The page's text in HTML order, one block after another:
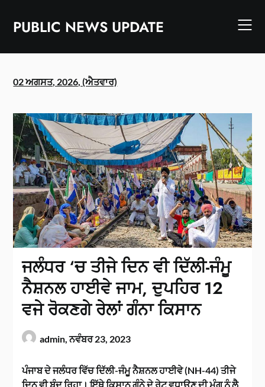
contentPUBLIC NEWS UPDATE
02 ਅਗਸਤ, 2026, (ਐਤਵਾਰ)
ਜਲੰਧਰ ‘ਚ ਤੀਜੇ ਦਿਨ ਵੀ ਦਿੱਲੀ-ਜੰਮੂ
ਨੈਸ਼ਨਲ ਹਾਈਵੇ ਜਾਮ, ਦੁਪਹਿਰ 12
ਵਜੇ ਰੋਕਣਗੇ ਰੇਲਾਂ ਗੰਨਾ ਕਿਸਾਨ
admin,ਨਵੰਬਰ 23, 2023
ਪੰਜਾਬ ਦੇ ਜਲੰਧਰ ਵਿੱਚ ਦਿੱਲੀ-ਜੰਮੂ ਨੈਸ਼ਨਲ ਹਾਈਵੇ (NH-44) ਤੀਜੇ
ਦਿਨ ਵੀ ਬੰਦ ਰਿਹਾ। ਇੱਥੇ ਕਿਸਾਨ ਗੰਨੇ ਦੇ ਰੇਟ ਵਧਾਉਣ ਦੀ ਮੰਗ ਨੂੰ ਲੈ